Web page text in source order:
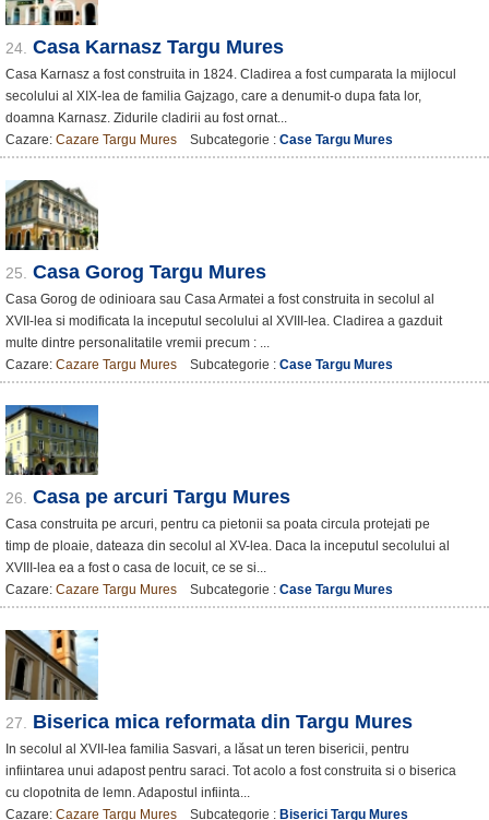
24. Casa Karnasz Targu Mures
Casa Karnasz a fost construita in 1824. Cladirea a fost cumparata la mijlocul
secolului al XIX-lea de familia Gajzago, care a denumit-o dupa fata lor,
doamna Karnasz. Zidurile cladirii au fost ornat...
Cazare: Cazare Targu Mures Subcategorie : Case Targu Mures
25. Casa Gorog Targu Mures
Casa Gorog de odinioara sau Casa Armatei a fost construita in secolul al
XVII-lea si modificata la inceputul secolului al XVIII-lea. Cladirea a gazduit
multe dintre personalitatile vremii precum : ...
Cazare: Cazare Targu Mures Subcategorie : Case Targu Mures
26. Casa pe arcuri Targu Mures
Casa construita pe arcuri, pentru ca pietonii sa poata circula protejati pe
timp de ploaie, dateaza din secolul al XV-lea. Daca la inceputul secolului al
XVIII-lea ea a fost o casa de locuit, ce se si...
Cazare: Cazare Targu Mures Subcategorie : Case Targu Mures
27. Biserica mica reformata din Targu Mures
In secolul al XVII-lea familia Sasvari, a lăsat un teren bisericii, pentru
infiintarea unui adapost pentru saraci. Tot acolo a fost construita si o biserica
cu clopotnita de lemn. Adapostul infiinta...
Cazare: Cazare Targu Mures Subcategorie : Biserici Targu Mures